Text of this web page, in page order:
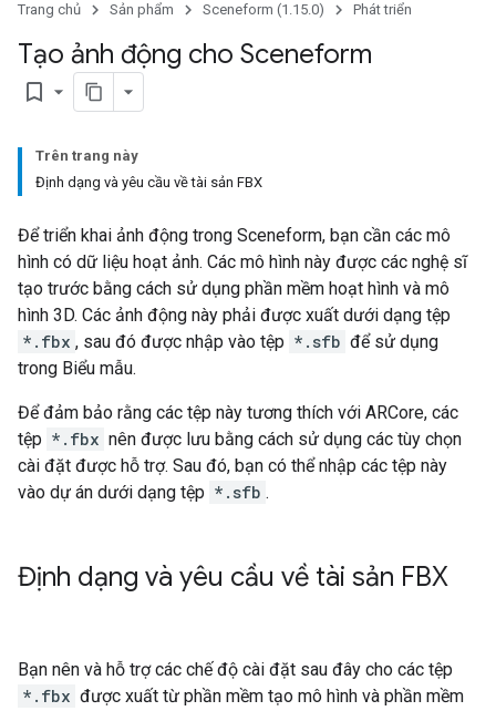
Trang chủ Sản phẩm Sceneform (1.15.0) Phát triển
Tạo ảnh động cho Sceneform
bookmark_border
Trên trang này
Định dạng và yêu cầu về tài sản FBX
Để triển khai ảnh động trong Sceneform, bạn cần các mô
hình có dữ liệu hoạt ảnh. Các mô hình này được các nghệ sĩ
tạo trước bằng cách sử dụng phần mềm hoạt hình và mô
hình 3D. Các ảnh động này phải được xuất dưới dạng tệp
*.fbx , sau đó được nhập vào tệp *.sfb để sử dụng
trong Biểu mẫu.
Để đảm bảo rằng các tệp này tương thích với ARCore, các
tệp *.fbx nên được lưu bằng cách sử dụng các tùy chọn
cài đặt được hỗ trợ. Sau đó, bạn có thể nhập các tệp này
vào dự án dưới dạng tệp *.sfb .
Định dạng và yêu cầu về tài sản FBX
Bạn nên và hỗ trợ các chế độ cài đặt sau đây cho các tệp
*.fbx được xuất từ phần mềm tạo mô hình và phần mềm